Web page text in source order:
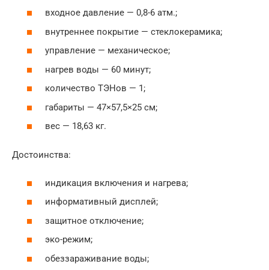
входное давление — 0,8-6 атм.;
внутреннее покрытие — стеклокерамика;
управление — механическое;
нагрев воды — 60 минут;
количество ТЭНов — 1;
габариты — 47×57,5×25 см;
вес — 18,63 кг.
Достоинства:
индикация включения и нагрева;
информативный дисплей;
защитное отключение;
эко-режим;
обеззараживание воды;